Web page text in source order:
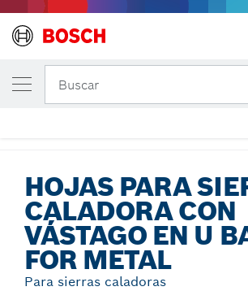
Buscar
HOJAS PARA
CALADORA CON
VÁSTAGO EN U
FOR METAL
Para sierras caladoras
TU VARIANTE SELECCIONADA
Hojas para sierra caladora
Basic for Metal